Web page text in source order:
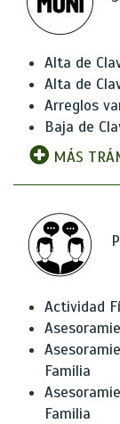
Alta de
Alta de
Arreglos
Baja de
MÁS
Actividad
Familia
Familia